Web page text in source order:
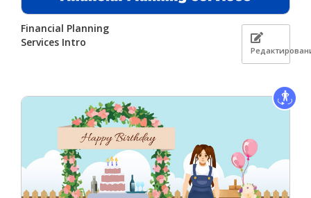
Financial Planning
Services Intro